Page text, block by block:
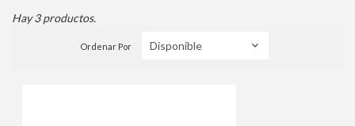
Hay 3 productos.
Ordenar Por